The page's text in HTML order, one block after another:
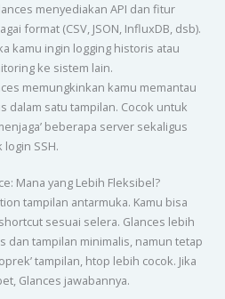
menyediakan API dan fitur
format (CSV, JSON, InfluxDB, dsb).
kamu ingin logging historis atau
ke sistem lain.
memungkinkan kamu memantau
dalam satu tampilan. Cocok untuk
beberapa server sekaligus
SSH.
Mana yang Lebih Fleksibel?
tampilan antarmuka. Kamu bisa
sesuai selera. Glances lebih
dan tampilan minimalis, namun tetap
tampilan, htop lebih cocok. Jika
Glances jawabannya.